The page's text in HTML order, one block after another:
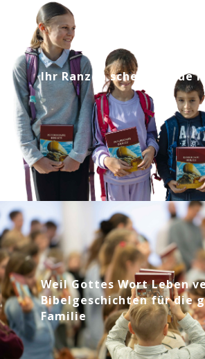
Ihr Ranzen schenkt neue
Weil Gottes Wort Leben
Bibelgeschichten für die
Familie